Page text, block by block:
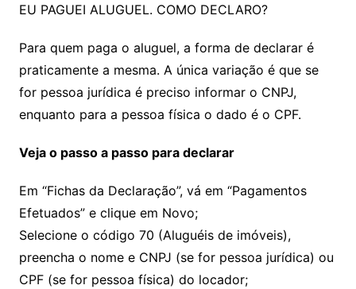
EU PAGUEI ALUGUEL. COMO DECLARO?
Para quem paga o aluguel, a forma de declarar é
praticamente a mesma. A única variação é que se
for pessoa jurídica é preciso informar o CNPJ,
enquanto para a pessoa física o dado é o CPF.
Veja o passo a passo para declarar
Em “Fichas da Declaração”, vá em “Pagamentos
Efetuados” e clique em Novo;
Selecione o código 70 (Aluguéis de imóveis),
preencha o nome e CNPJ (se for pessoa jurídica) ou
CPF (se for pessoa física) do locador;